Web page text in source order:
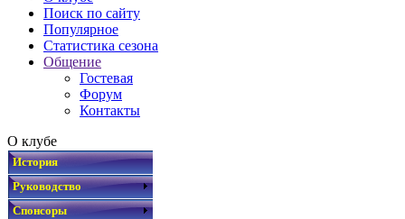
Поиск по сайту
Популярное
Статистика сезона
Общение
Гостевая
Форум
Контакты
О клубе
История
Руководство
Спонсоры